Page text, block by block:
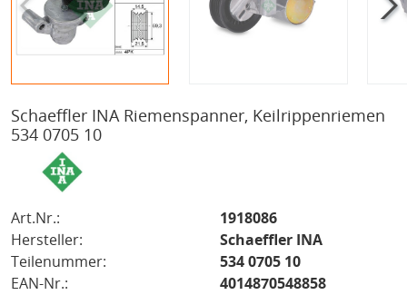
Schaeffler INA Riemenspanner, Keilrippenriemen
534 0705 10
Art.Nr.:
1918086
Hersteller:
Schaeffler INA
Teilenummer:
534 0705 10
EAN-Nr.:
4014870548858